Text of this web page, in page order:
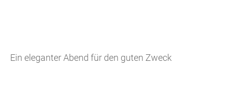
Ein eleganter Abend für den guten Zweck